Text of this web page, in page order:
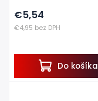
€4,95 bez DPH
€5,54
Do košíka